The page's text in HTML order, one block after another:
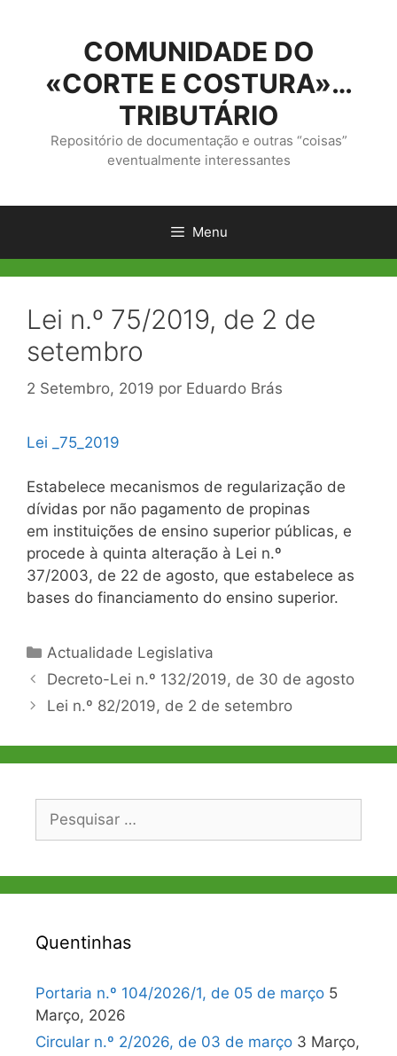
conteúdo
COMUNIDADE DO
«CORTE E COSTURA»…
TRIBUTÁRIO
Repositório de documentação e outras “coisas”
eventualmente interessantes
Menu
Lei n.º 75/2019, de 2 de
setembro
2 Setembro, 2019 por Eduardo Brás
Lei _75_2019
Estabelece mecanismos de regularização de
dívidas por não pagamento de propinas
em instituições de ensino superior públicas, e
procede à quinta alteração à Lei n.º
37/2003, de 22 de agosto, que estabelece as
bases do financiamento do ensino superior.
Categorias
Actualidade Legislativa
Navegação
de
Decreto-Lei n.º 132/2019, de 30 de agosto
Lei n.º 82/2019, de 2 de setembro
Pesquisar
Quentinhas
Portaria n.º 104/2026/1, de 05 de março 5
Março, 2026
Circular n.º 2/2026, de 03 de março 3 Março,